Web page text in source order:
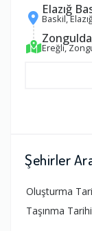
Elazığ
Baskil,
Ereğli,
Şehirler
Oluşturma
Taşınma Tarihi